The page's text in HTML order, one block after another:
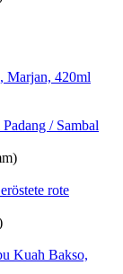
Marjan, 420ml
Padang / Sambal
rote
Kuah Bakso,